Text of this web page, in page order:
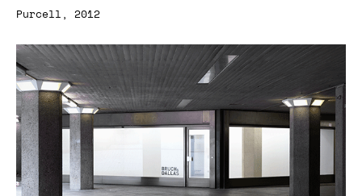
Purcell, 2012